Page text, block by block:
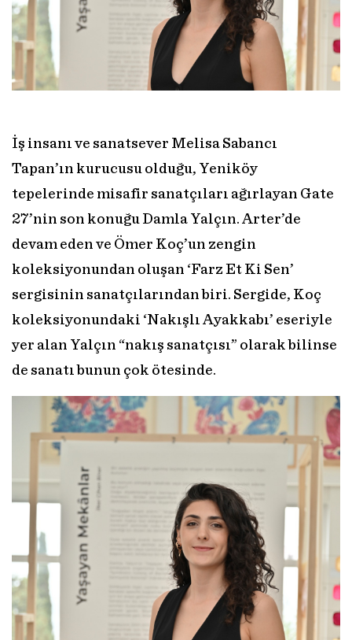
İş insanı ve sanatsever Melisa Sabancı
Tapan’ın kurucusu olduğu, Yeniköy
tepelerinde misafir sanatçıları ağırlayan Gate
27’nin son konuğu Damla Yalçın. Arter’de
devam eden ve Ömer Koç’un zengin
koleksiyonundan oluşan ‘Farz Et Ki Sen’
sergisinin sanatçılarından biri. Sergide, Koç
koleksiyonundaki ‘Nakışlı Ayakkabı’ eseriyle
yer alan Yalçın “nakış sanatçısı” olarak bilinse
de sanatı bunun çok ötesinde.